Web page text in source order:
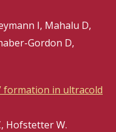
I, Mahalu D,
Gordon D,
formation in ultracold
Hofstetter W.